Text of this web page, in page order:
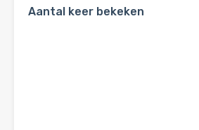
Aantal keer bekeken